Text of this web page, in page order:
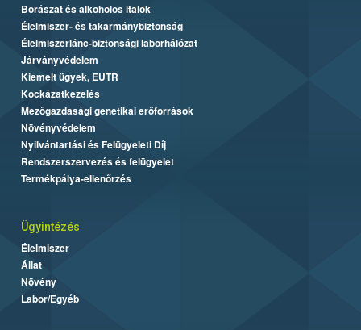
Borászat és alkoholos italok
Élelmiszer- és takarmánybiztonság
Élelmiszerlánc-biztonsági laborhálózat
Járványvédelem
Kiemelt ügyek, EUTR
Kockázatkezelés
Mezőgazdasági genetikai erőforrások
Növényvédelem
Nyilvántartási és Felügyeleti Díj
Rendszerszervezés és felügyelet
Termékpálya-ellenőrzés
Ügyintézés
Élelmiszer
Állat
Növény
Labor/Egyéb